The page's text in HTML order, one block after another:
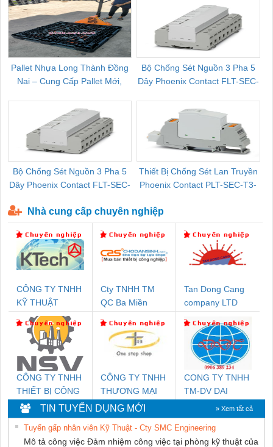
Pallet Nhựa Long Thành Đồng
Nai – Cung Cấp Pallet Mới,
Bộ Chống Sét Nguồn 3 Pha 5
Dây Phoenix Contact FLT-SEC-
Bộ Chống Sét Nguồn 3 Pha 5
Dây Phoenix Contact FLT-SEC-
Thiết Bị Chống Sét Lan Truyền
Phoenix Contact PLT-SEC-T3-
Nhà cung cấp chuyên nghiệp
CÔNG TY TNHH
KỸ THUẬT
KTECH VIỆT
NAM
Cty TNHH TM
QC Ba Miền
Tan Dong Cang
company LTD
CÔNG TY TNHH
THIẾT BỊ CÔNG
NGHIỆP NIHON
SETSUBI VIỆT
NAM
CÔNG TY TNHH
THƯƠNG MẠI
THIÊN ÂN VIỆT
NAM
CONG TY TNHH
TM-DV DAI
DONG THANH
TIN TUYỂN DỤNG MỚI » Xem tất cả
Tuyển gấp nhân viên Kỹ Thuật - Cty SMC Engineering
Mô tả công việc Đảm nhiệm công việc tại phòng kỹ thuật của